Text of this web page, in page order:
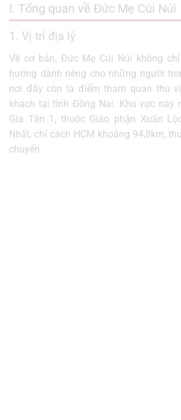
I. Tổng quan về Đức Mẹ Cúi Núi
1. Vị trí địa lý
Về cơ bản, Đức Mẹ Cúi Núi không
hương dành riêng cho những người
nơi đây còn là điểm tham quan thú
khách tại tỉnh Đồng Nai. Khu vực này
Gia Tân 1, thuộc Giáo phận Xuân
Nhất, chỉ cách HCM khoảng 94,8km,
chuyển.